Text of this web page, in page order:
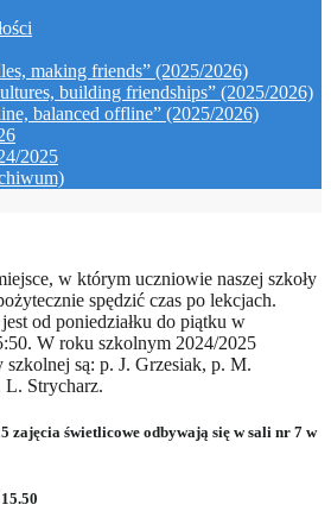
making friends” (2025/2026)
building friendships” (2025/2026)
balanced offline” (2025/2026)
2025
w którym uczniowie naszej szkoły
spędzić czas po lekcjach.
od poniedziałku do piątku w
W roku szkolnym 2024/2025
są: p. J. Grzesiak, p. M.
L. Strycharz.
zajęcia świetlicowe odbywają się w sali nr 7 w